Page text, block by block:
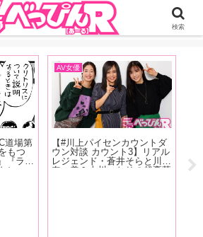
ょっとHなニュースサイ。サイト内のリンクには
イトが含まれているものがあります
トダ
アル
と川上
豪華
おすすめ記事
【三代目・葵マリーと愉快な
仲間たち 第158回】今回は
望月あやかちゃん主演『お母
さんに殺される！搾精止まら
作
遂
検索